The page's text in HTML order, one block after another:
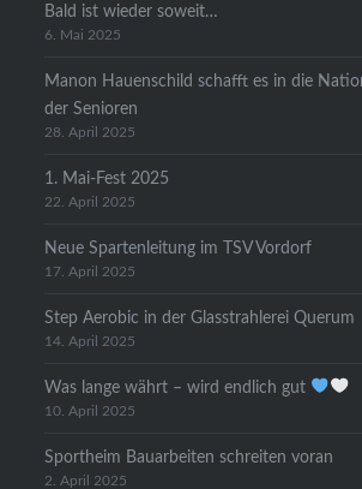
Bald ist wieder soweit…
6. Mai 2025
Manon Hauenschild schafft es in die
der Senioren
28. April 2025
1. Mai-Fest 2025
22. April 2025
Neue Spartenleitung im TSV Vordorf
17. April 2025
Step Aerobic in der Glasstrahlerei Querum
14. April 2025
Was lange währt – wird endlich gut
10. April 2025
Sportheim Bauarbeiten schreiten voran
2. April 2025